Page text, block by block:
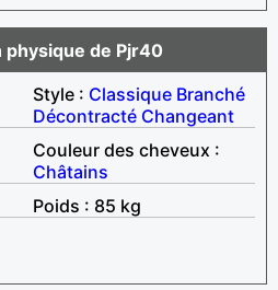
physique de Pjr40
Style : Classique Branché
Décontracté Changeant
Couleur des cheveux :
Châtains
Poids : 85 kg